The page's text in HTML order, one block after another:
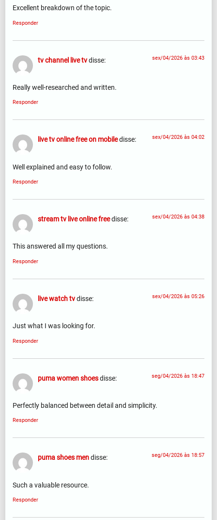
Excellent breakdown of the topic.
Responder
tv channel live tvdisse: sex/04/2026 às 03:43
Really well-researched and written.
Responder
live tv online free on mobiledisse: sex/04/2026 às 04:02
Well explained and easy to follow.
Responder
stream tv live online freedisse: sex/04/2026 às 04:38
This answered all my questions.
Responder
live watch tvdisse: sex/04/2026 às 05:26
Just what I was looking for.
Responder
puma women shoesdisse: seg/04/2026 às 18:47
Perfectly balanced between detail and simplicity.
Responder
puma shoes mendisse: seg/04/2026 às 18:57
Such a valuable resource.
Responder